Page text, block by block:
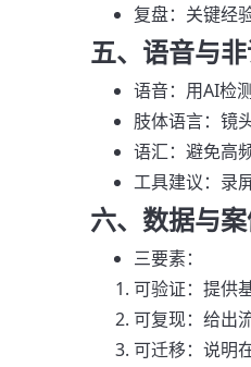
复盘：关键经
五、语音与
语音：用AI检
肢体语言：镜
语汇：避免高
工具建议：录
六、数据与
三要素：
可验证：提供
可复现：给出
可迁移：说明